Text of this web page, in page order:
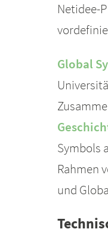
Netidee-
Global
Symbols
Rahmen
und